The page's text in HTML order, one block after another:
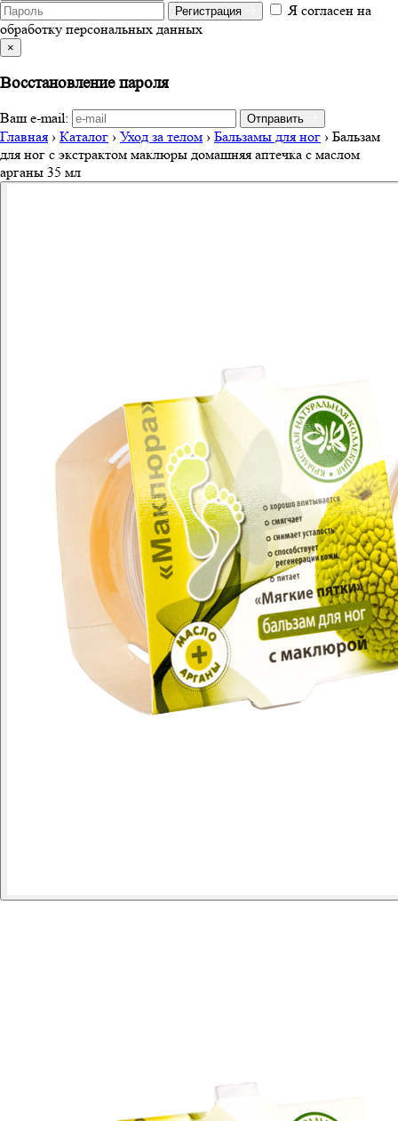
Регистрация
Я согласен на
обработку персональных данных
×
Восстановление пароля
Ваш e-mail: Отправить
Главная › Каталог › Уход за телом › Бальзамы для ног › Бальзам
для ног с экстрактом маклюры домашняя аптечка с маслом
арганы 35 мл